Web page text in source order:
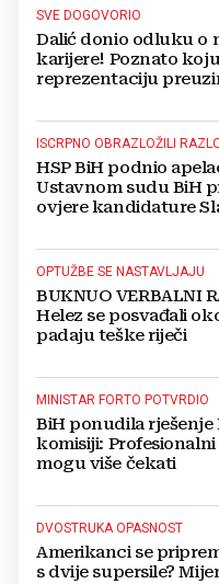
SVE DOGOVORIO
Dalić donio odluku o
karijere! Poznato
reprezentaciju
ISCRPNO OBRAZLOŽILI
HSP BiH podnio
Ustavnom sudu BiH
ovjere kandidature
OPTUŽBE SE NASTAVLJAJU
BUKNUO VERBALNI
Helez se posvađali
padaju teške riječi
MINISTAR FORTO POTVRDIO
BiH ponudila
komisiji: Profesionalni
mogu više čekati
DVOSTRUKA OPASNOST
Amerikanci se
s dvije supersile?